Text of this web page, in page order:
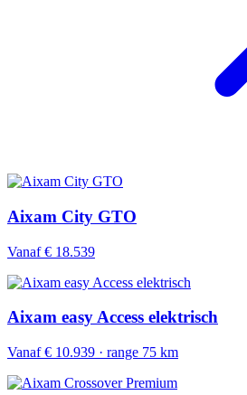
Aixam City GTO
Vanaf € 18.539
Aixam easy Access elektrisch
Vanaf € 10.939 · range 75 km